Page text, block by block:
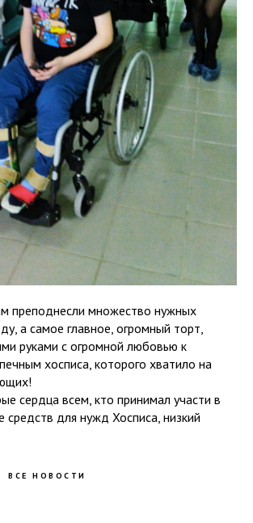
преподнесли множество нужных
а самое главное, огромный торт,
руками с огромной любовью к
хосписа, которого хватило на
сердца всем, кто принимал участи в
средств для нужд Хосписа, низкий
ВСЕ НОВОСТИ